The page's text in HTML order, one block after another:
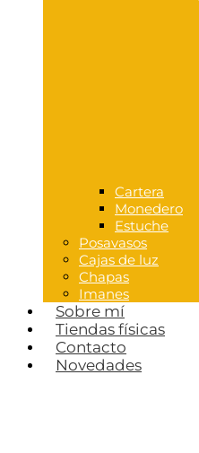
Cartera
Monedero
Estuche
Posavasos
Cajas de luz
Chapas
Imanes
Sobre mí
Tiendas físicas
Contacto
Novedades